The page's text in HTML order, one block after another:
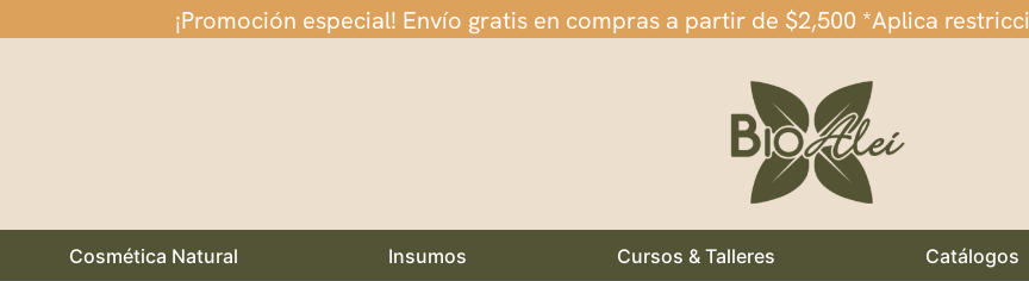
¡Promoción especial! Envío gratis en compras a partir de $2,500 *Aplica
Cosmética Natural Insumos Cursos & Talleres Catálogos